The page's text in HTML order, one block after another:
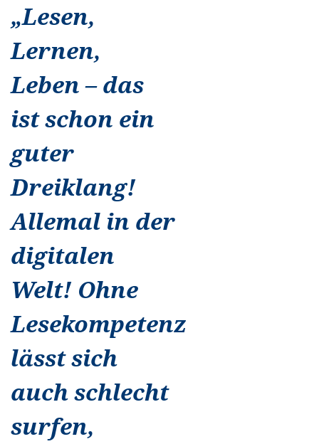
„Lesen,
Lernen,
Leben – das
ist schon ein
guter
Dreiklang!
Allemal in der
digitalen
Welt! Ohne
Lesekompetenz
lässt sich
auch schlecht
surfen,